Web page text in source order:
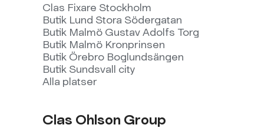
Clas Fixare Stockholm
Butik Lund Stora Södergatan
Butik Malmö Gustav Adolfs Torg
Butik Malmö Kronprinsen
Butik Örebro Boglundsängen
Butik Sundsvall city
Alla platser
Clas Ohlson Group